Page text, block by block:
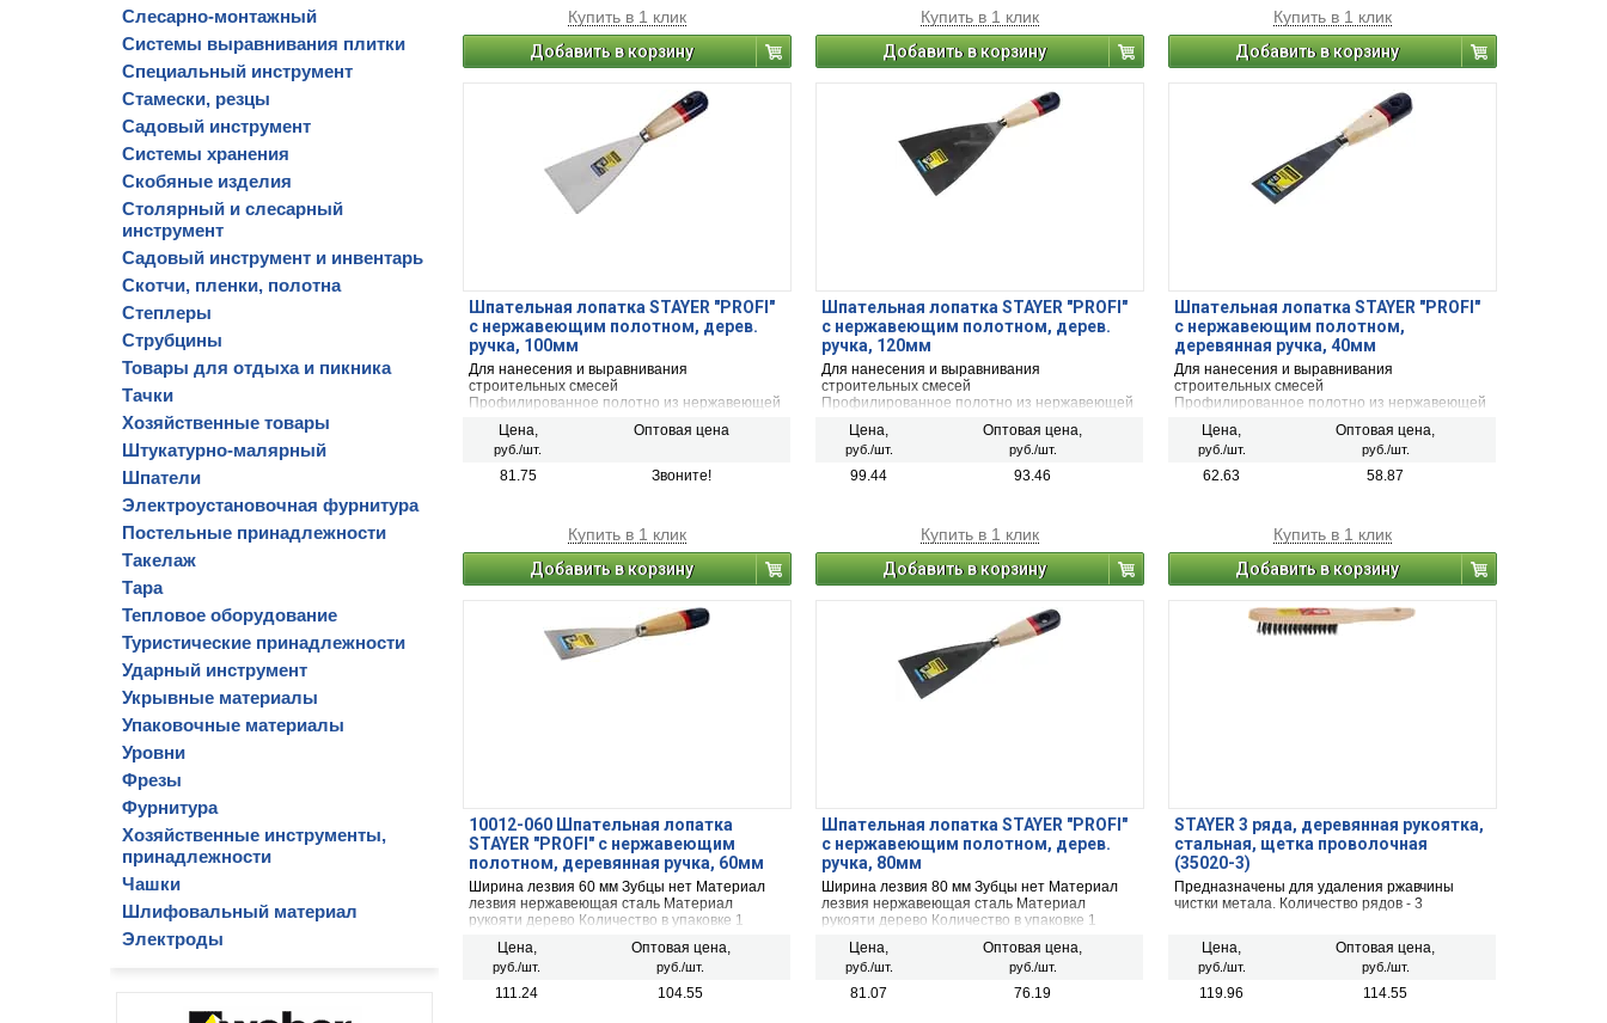
Слесарно-монтажный
Системы выравнивания плитки
Специальный инструмент
Стамески, резцы
Садовый инструмент
Системы хранения
Скобяные изделия
Столярный и слесарный
инструмент
Садовый инструмент и инвентарь
Скотчи, пленки, полотна
Степлеры
Струбцины
Товары для отдыха и пикника
Тачки
Хозяйственные товары
Штукатурно-малярный
Шпатели
Электроустановочная фурнитура
Постельные принадлежности
Такелаж
Тара
Тепловое оборудование
Туристические принадлежности
Ударный инструмент
Укрывные материалы
Упаковочные материалы
Уровни
Фрезы
Фурнитура
Хозяйственные инструменты,
принадлежности
Чашки
Шлифовальный материал
Электроды
Купить в 1 клик
Добавить в корзину
Купить в 1 клик
Добавить в корзину
Купить в 1 клик
Добавить в корзину
Шпательная лопатка STAYER "PROFI"
c нержавеющим полотном, дерев.
ручка, 100мм
Для нанесения и выравнивания
строительных смесей
Профилированное полотно из нержавеющей
Деревянная лакированная ручка
Размер: 100 мм
Цена,
руб./шт.
Оптовая цена
81.75 Звоните!
Купить в 1 клик
Добавить в корзину
Шпательная лопатка STAYER "PROFI"
c нержавеющим полотном, дерев.
ручка, 120мм
Для нанесения и выравнивания
строительных смесей
Профилированное полотно из нержавеющей
Деревянная лакированная ручка
Размер: 120 мм
Цена,
руб./шт.
Оптовая цена,
руб./шт.
99.44 93.46
Купить в 1 клик
Добавить в корзину
Шпательная лопатка STAYER "PROFI"
c нержавеющим полотном,
деревянная ручка, 40мм
Для нанесения и выравнивания
строительных смесей
Профилированное полотно из нержавеющей
Деревянная лакированная ручка
Размер: 40 мм
Цена,
руб./шт.
Оптовая цена,
руб./шт.
62.63 58.87
Купить в 1 клик
Добавить в корзину
10012-060 Шпательная лопатка
STAYER "PROFI" c нержавеющим
полотном, деревянная ручка, 60мм
Ширина лезвия 60 мм Зубцы нет Материал
лезвия нержавеющая сталь Материал
рукояти дерево Количество в упаковке 1
Цена,
руб./шт.
Оптовая цена,
руб./шт.
111.24 104.55
Шпательная лопатка STAYER "PROFI"
c нержавеющим полотном, дерев.
ручка, 80мм
Ширина лезвия 80 мм Зубцы нет Материал
лезвия нержавеющая сталь Материал
рукояти дерево Количество в упаковке 1
Цена,
руб./шт.
Оптовая цена,
руб./шт.
81.07 76.19
STAYER 3 ряда, деревянная рукоятка,
стальная, щетка проволочная
(35020-3)
Предназначены для удаления ржавчины
чистки метала. Количество рядов - 3
Цена,
руб./шт.
Оптовая цена,
руб./шт.
119.96 114.55